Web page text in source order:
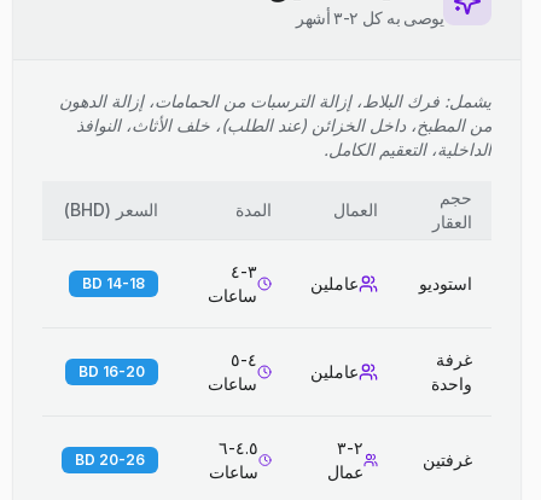
يوصى به كل ٢-٣ أشهر
يشمل: فرك البلاط، إزالة الترسبات من الحمامات، إزالة الدهون
من المطبخ، داخل الخزائن (عند الطلب)، خلف الأثاث، النوافذ
الداخلية، التعقيم الكامل.
حجم
العقار
العمال المدة السعر (
BHD
)
استوديو عاملين
٣-٤
ساعات
14-18 BD
غرفة
واحدة
عاملين
٤-٥
ساعات
16-20 BD
غرفتين
٢-٣
عمال
٤.٥-٦
ساعات
20-26 BD